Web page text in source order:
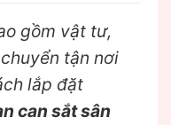
gồm vật tư,
tận nơi
lắp đặt
can sắt sân